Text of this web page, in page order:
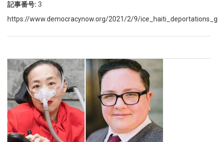
記事番号: 3
https://www.democracynow.org/2021/2/9/